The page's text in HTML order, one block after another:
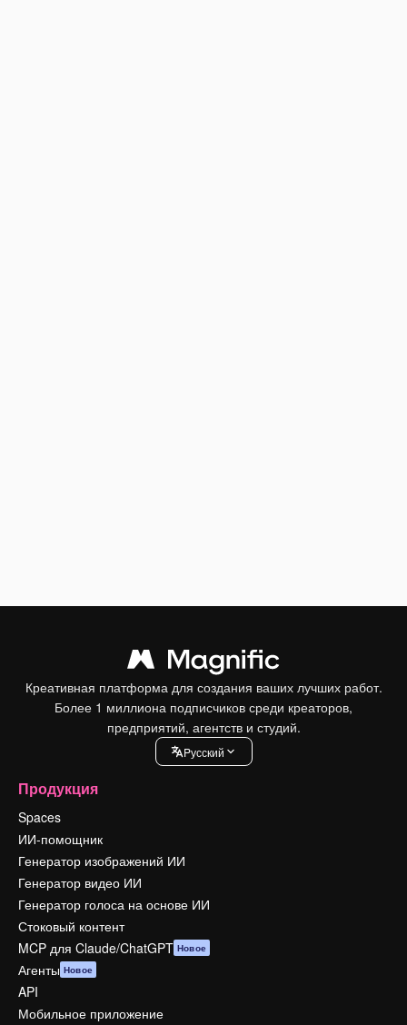
Креативная платформа для создания ваших лучших работ.
Более 1 миллиона подписчиков среди креаторов,
предприятий, агентств и студий.
Pусский
Продукция
Spaces
ИИ-помощник
Генератор изображений ИИ
Генератор видео ИИ
Генератор голоса на основе ИИ
Стоковый контент
MCP для Claude/ChatGPT Новое
Агенты Новое
API
Мобильное приложение